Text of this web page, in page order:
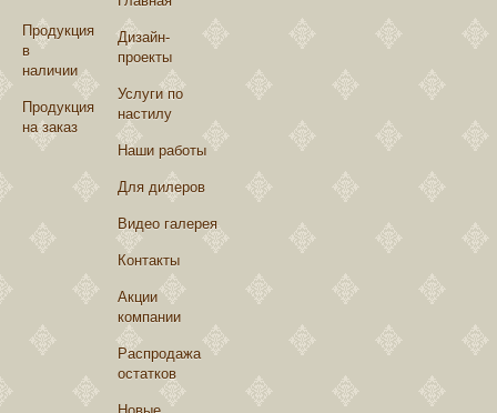
Продукция
в
наличии
Продукция
на заказ
Дизайн-
проекты
Услуги по
настилу
Наши работы
Для дилеров
Видео галерея
Контакты
Акции
компании
Распродажа
остатков